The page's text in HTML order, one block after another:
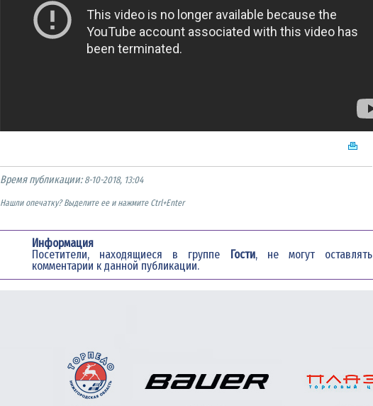
Время публикации:8-10-2018, 13:04
Нашли опечатку? Выделите ее и нажмите Ctrl+Enter
Информация
Посетители, находящиеся в группе Гости, не могут оставлять
комментарии к данной публикации.